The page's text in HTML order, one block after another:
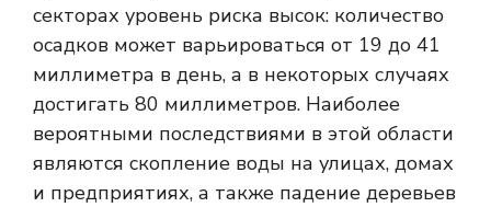
секторах уровень риска высок: количество
осадков может варьироваться от 19 до 41
миллиметра в день, а в некоторых случаях
достигать 80 миллиметров. Наиболее
вероятными последствиями в этой области
являются скопление воды на улицах, домах
и предприятиях, а также падение деревьев